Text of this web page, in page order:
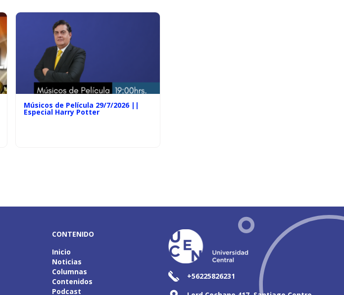
Músicos de Película 29/7/2026 ||
Especial Harry Potter
CONTENIDO
Inicio
Noticias
Columnas
Contenidos
Podcast
+56225826231